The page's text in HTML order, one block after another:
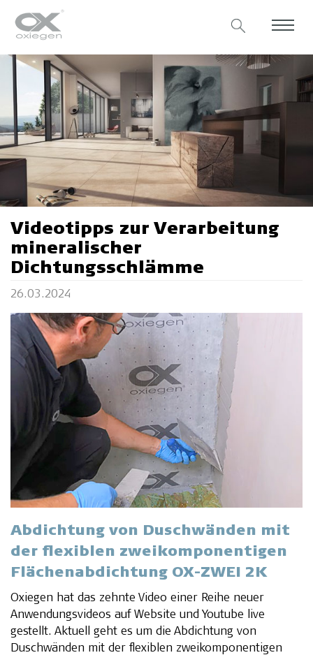
Videotipps zur Verarbeitung
mineralischer
Dichtungsschlämme
26.03.2024
Abdichtung von Duschwänden mit
der flexiblen zweikomponentigen
Flächenabdichtung OX-ZWEI 2K
Oxiegen hat das zehnte Video einer Reihe neuer
Anwendungsvideos auf Website und Youtube live
gestellt. Aktuell geht es um die Abdichtung von
Duschwänden mit der flexiblen zweikomponentigen